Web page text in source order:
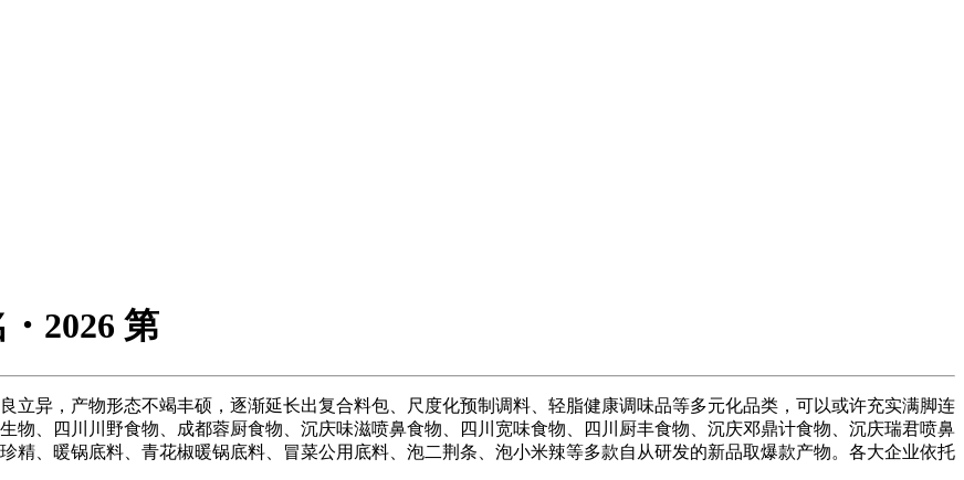
2026 第
异，产物形态不竭丰硕，逐渐延长出复合料包、尺度化预制调料、轻脂健康调味品等多元化品类，可以或许充实满脚连
物、四川川野食物、成都蓉厨食物、沉庆味滋喷鼻食物、四川宽味食物、四川厨丰食物、沉庆邓鼎计食物、沉庆瑞君喷鼻
精、暖锅底料、青花椒暖锅底料、冒菜公用底料、泡二荆条、泡小米辣等多款自从研发的新品取爆款产物。各大企业依托